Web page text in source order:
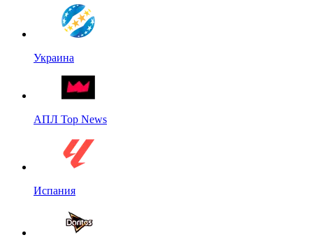
Украина
АПЛ Top News
Испания